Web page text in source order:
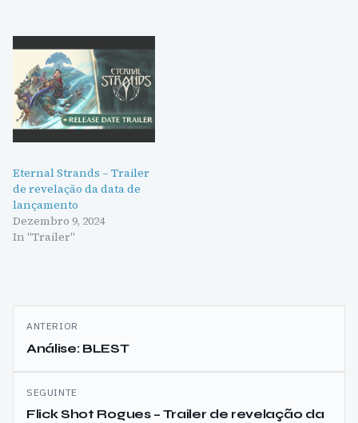
Eternal Strands – Trailer
de revelação da data de
lançamento
Dezembro 9, 2024
In "Trailer"
Navegação
de
artigos
ANTERIOR
Análise: BLEST
SEGUINTE
Flick Shot Rogues – Trailer de revelação da